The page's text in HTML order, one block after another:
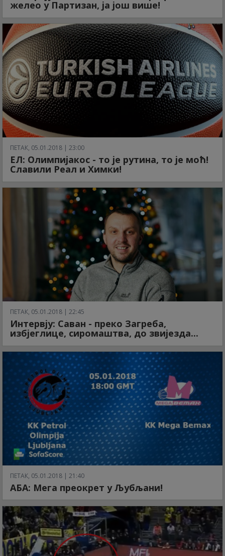
желео у Партизан, ја још више!
ПЕТАК, 05.01.2018 | 23:00
ЕЛ: Олимпијакос - то је рутина, то је моћ!
Славили Реал и Химки!
ПЕТАК, 05.01.2018 | 22:45
Интервју: Саван - преко Загреба,
избјеглице, сиромаштва, до звијезда...
ПЕТАК, 05.01.2018 | 21:40
АБА: Мега преокрет у Љубљани!